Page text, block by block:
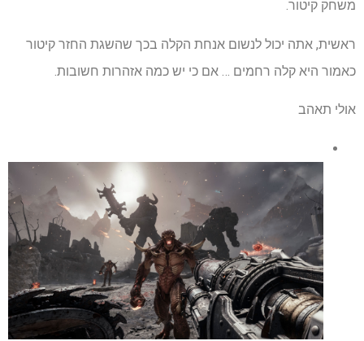
משחק קיטור.
ראשית, אתה יכול לנשום אנחת הקלה בכך שהשגת החזר קיטור
כאמור היא קלה רחמים … אם כי יש כמה אזהרות חשובות.
אולי תאהב